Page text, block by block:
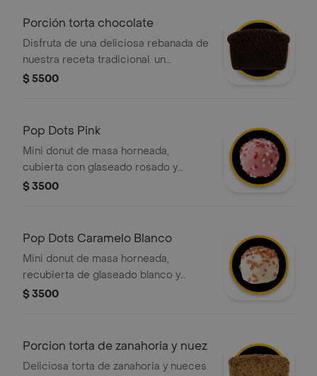
aportan un contraste perfecto.
Porción torta chocolate
Disfruta de una deliciosa rebanada de
nuestra receta tradicional. un
bizcocho suave de cacao con capas
día.
$ 5500
Pop Dots Pink
Mini donut de masa horneada,
cubierta con glaseado rosado y
decoradas con grageas blancas y
$ 3500
Pop Dots Caramelo Blanco
Mini donut de masa horneada,
recubierta de glaseado blanco y
decorada con trocitos de caramelo
$ 3500
Porcion torta de zanahoria y nuez
Deliciosa torta de zanahoria y nueces